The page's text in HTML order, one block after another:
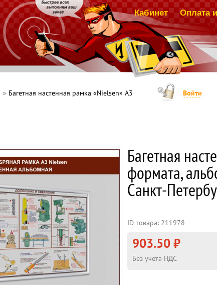
Кабинет Оплата
Багетная настенная рамка «Nielsen» А3
Войти
Багетная
формата,
Санкт-
ID товара: 211978
903.50 ₽
Без учета НДС